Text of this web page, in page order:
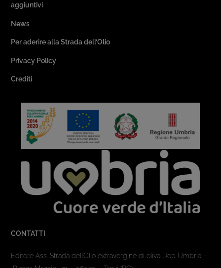
aggiuntivi
News
Per aderire alla Strada dell’Olio
Privacy Policy
Crediti
CONTATTI
Editore Ass. Strada dell’Olio extravergine di oliva Dop Umbria –